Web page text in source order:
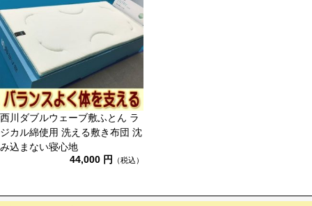
西川ダブルウェーブ敷ふとん ラ
ジカル綿使用 洗える敷き布団 沈
み込まない寝心地
44,000 円
（税込）